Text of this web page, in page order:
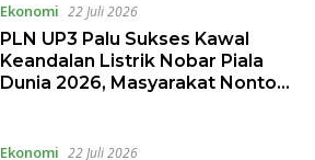
Ekonomi 22 Juli 2026
PLN UP3 Palu Sukses Kawal
Keandalan Listrik Nobar Piala
Dunia 2026, Masyarakat Nonton
Ekonomi 22 Juli 2026